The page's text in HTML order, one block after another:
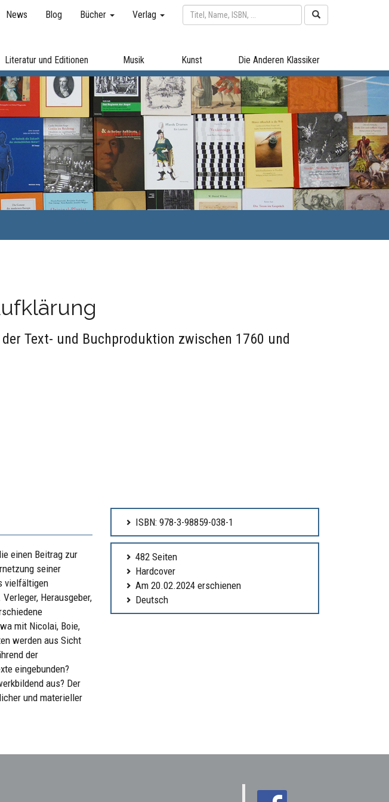
News Blog Bücher Verlag
Literatur und Editionen Musik Kunst Die Anderen Klassiker
Text- und Buchproduktion zwischen 1760 und
einen Beitrag zur
seiner
vielfältigen
Herausgeber,
mit Nicolai, Boie,
werden aus Sicht
der
eingebunden?
aus? Der
und materieller
ISBN: 978-3-98859-038-1
482 Seiten
Hardcover
Am 20.02.2024 erschienen
Deutsch